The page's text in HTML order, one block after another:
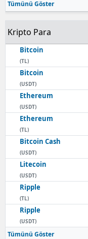
Tümünü Göster
Kripto Para
Bitcoin
(TL)
Bitcoin
(USDT)
Ethereum
(USDT)
Ethereum
(TL)
Bitcoin Cash
(USDT)
Litecoin
(USDT)
Ripple
(TL)
Ripple
(USDT)
Tümünü Göster